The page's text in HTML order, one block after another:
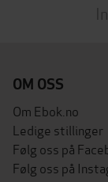
OM OSS
Om Ebok.no
Ledige stillinger
Følg oss på
Følg oss på